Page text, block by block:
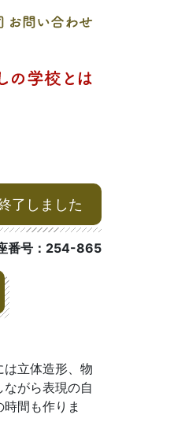
了しました
番号：254-865
立体造形、物
がら表現の自
間も作りま